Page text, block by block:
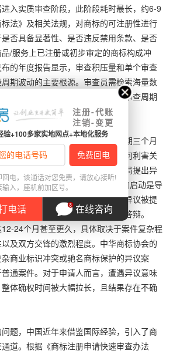
入实质审查阶段，此阶段耗时最长，约6-9
法》及相关法规，对商标的可注册性进行
否具备显著性、是否违反禁用条款、是否
/服务上已注册或初步审定的商标构成冲
的年度报告显示，审查积压量和单个审查
期波动的主要根源。审查员需检索海量数
强度大，高峰期积压案件会导致审查周期
刊登在《商标公告》上，进入为期三个月
志着商标进入权利待定状态，任何利害关
其在先权益的，均可依法向商标局提出异
WIPO）的研究指出，异议程序的启动是导
不确定性的首要外部因素。一旦异议被提
理程序，双方需提交证据、进行答辩。
24个月甚至更久，具体取决于案件复杂程
及双方交锋的激烈程度。中华商标协会的
商业标识冲突或驰名商标保护的异议案
通案件。对于申请人而言，遭遇异议意味
体确权时间被大幅拉长，且结果存在不确
题，中国近年来借鉴国际经验，引入了商
道。根据《商标注册申请快速审查办法
注册-代账
注销-变更
验+100多家实地网点+本地化服务
电，该通话对您免费，请放心接听!
入，座机前加区号。
电话 在线咨询